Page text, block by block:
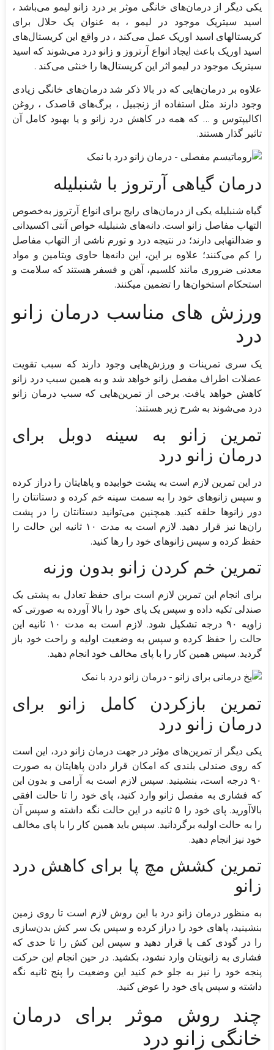
یکی دیگر از درمان‌های خانگی موثر بر درد زانو لیمو می‌باشد ،
اسید سیتریک موجود در لیمو ، به عنوان یک حلال برای
کریستال‎های اسید اوریک عمل می‌کند ، در واقع این کریستال‌های
اسید اوریک باعث ایجاد انواع آرتروز و زانو درد می‌شوند که اسید
سیتریک موجود در لیمو اثر این کریستال‌ها را خنثی می‌کند .
علاوه بر درمان‌هایی که در بالا ذکر شد درمان‌های خانگی زیادی
وجود دارند مثل استفاده از زنجبیل ، برگ‌های قاصدک ، روغن
اکالیپتوس و … که همه در کاهش درد زانو و یا بهبود کامل آن
تاثیر گذار هستند.
درمان گیاهی آرتروز با شنبلیله
گیاه شنبلیله یکی از درمان‌های رایج برای انواع آرتروز به‌خصوص
التهاب مفاصل زانو است. دانه‌های شنبلیله خواص آنتی اکسیدانی
و ضد‌التهابی دارند؛ در نتیجه درد و تورم ناشی از التهاب مفاصل
را کم می‌کنند؛ علاوه بر این، این دانه‌ها حاوی ویتامین و مواد
معدنی ضروری مانند کلسیم، آهن و فسفر هستند که سلامت و
استحکام استخوان‌ها را تضمین می‎کنند.
ورزش‌ های مناسب درمان زانو
درد
یک سری تمرینات و ورزش‌هایی وجود دارند که سبب تقویت
عضلات اطراف مفصل زانو خواهد شد و به همین سبب درد زانو
کاهش خواهد یافت. برخی از تمرین‌هایی که سبب درمان زانو
درد می‌شوند به شرح زیر هستند:
تمرین زانو به سینه دوبل برای
درمان زانو درد
در این تمرین لازم است به پشت خوابیده و پا‌هایتان را دراز کرده
و سپس زانو‌های خود را به سمت سینه خم کرده و دستانتان را
دور زانو‌ها حلقه کنید. همچنین می‌توانید دستانتان را در پشت
ران‌ها نیز قرار دهید‌. لازم است به مدت ۱۰ ثانیه این حالت را
حفظ کرده و سپس زانو‌های خود را ر‌ها کنید.
تمرین خم‌ کردن زانو بدون وزنه
برای انجام این تمرین لازم است برای حفظ تعادل به پشتی یک
صندلی تکیه داده و سپس‌ یک پای خود را بالا آورده به صورتی که
زاویه ۹۰ درجه تشکیل شود. لازم است به مدت ۱۰ ثانیه این
حالت را حفظ کرده و سپس به وضعیت اولیه و راحت خود باز
گردید. سپس همین کار را با پای مخالف خود انجام دهید.
تمرین بازکردن کامل زانو برای
درمان زانو درد
یکی دیگر از تمرین‌های مؤثر در جهت درمان زانو درد، این است
که روی صندلی بلندی که امکان قرار دادن پا‌هایتان به صورت
۹۰ درجه است، بنشینید. سپس لازم است به آرامی و بدون این
که فشاری به مفصل زانو وارد کنید، پای خود را تا حالت افقی
بالا‌آورید‌. پای خود را ۵ ثانیه در این حالت نگه داشته و سپس آن
را به حالت اولیه برگردانید. سپس باید همین کار را با پای مخالف
خود نیز انجام دهید‌.
تمرین کشش مچ پا برای کاهش درد
زانو
به منظور درمان زانو درد با این روش لازم است تا روی زمین
بنشینید، پا‌های خود را دراز کرده و سپس یک سر کش بدن‌سازی
را در گودی کف پا قرار دهید و سپس این کش را تا حدی که
فشاری به زانویتان وارد نشود، بکشید. در حین انجام این حرکت
پنجه خود را نیز به جلو خم کنید این وضعیت را پنج ثانیه نگه
داشته و سپس پای خود را عوض کنید.
چند روش موثر برای درمان
خانگی زانو درد